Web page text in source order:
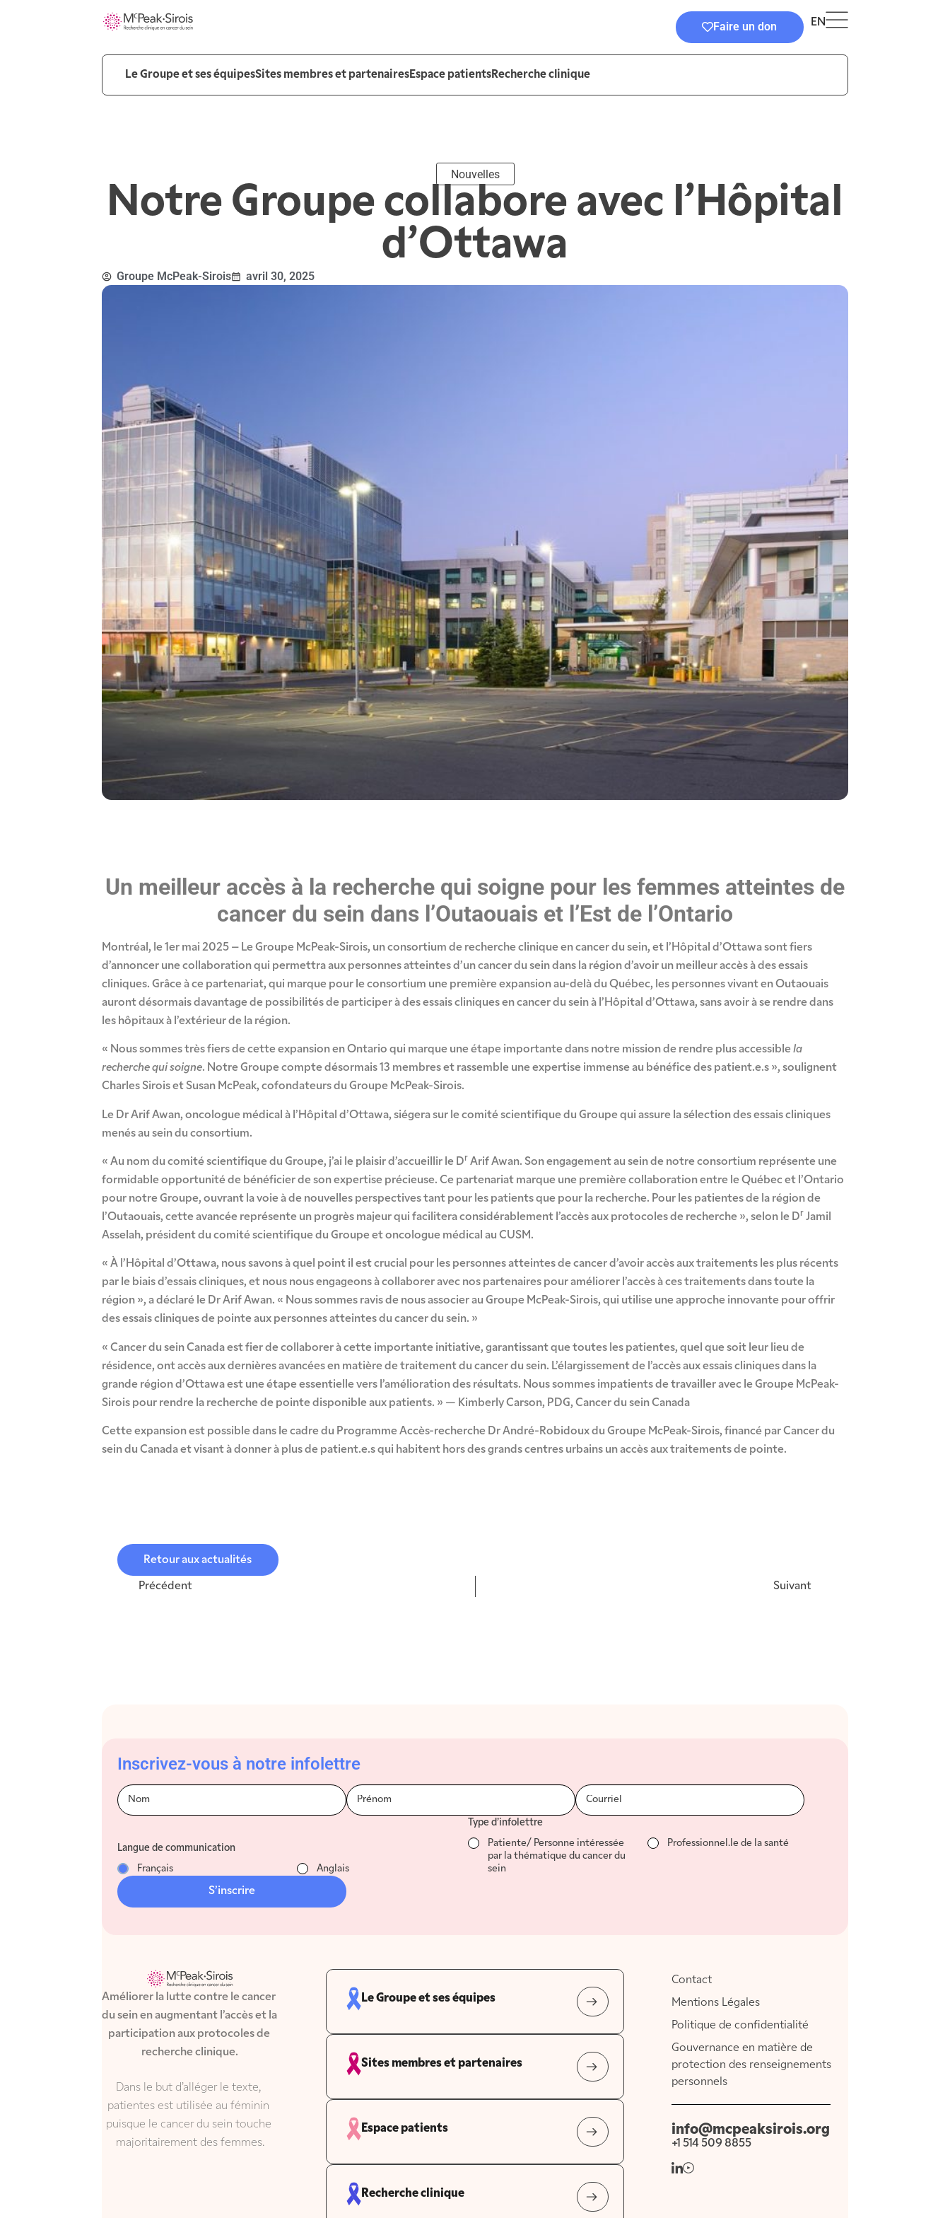
Faire un don EN
Le Groupe et ses équipesSites membres et partenairesEspace patientsRecherche clinique
Nouvelles
Notre Groupe collabore avec l’Hôpital
d’Ottawa
Groupe McPeak-Sirois avril 30, 2025
Un meilleur accès à la recherche qui soigne pour les femmes atteintes de
cancer du sein dans l’Outaouais et l’Est de l’Ontario
Montréal, le 1er mai 2025 – Le Groupe McPeak-Sirois, un consortium de recherche clinique en cancer du sein, et l’Hôpital d’Ottawa sont fiers
d’annoncer une collaboration qui permettra aux personnes atteintes d’un cancer du sein dans la région d’avoir un meilleur accès à des essais
cliniques. Grâce à ce partenariat, qui marque pour le consortium une première expansion au-delà du Québec, les personnes vivant en Outaouais
auront désormais davantage de possibilités de participer à des essais cliniques en cancer du sein à l’Hôpital d’Ottawa, sans avoir à se rendre dans
les hôpitaux à l’extérieur de la région.
« Nous sommes très fiers de cette expansion en Ontario qui marque une étape importante dans notre mission de rendre plus accessiblela
recherche qui soigne. Notre Groupe compte désormais 13 membres et rassemble une expertise immense au bénéfice des patient.e.s », soulignent
Charles Sirois et Susan McPeak, cofondateurs du Groupe McPeak-Sirois.
Le Dr Arif Awan, oncologue médical à l’Hôpital d’Ottawa, siégera sur le comité scientifique du Groupe qui assure la sélection des essais cliniques
menés au sein du consortium.
« Au nom du comité scientifique du Groupe, j’ai le plaisir d’accueillir le Dr Arif Awan. Son engagement au sein de notre consortium représente une
formidable opportunité de bénéficier de son expertise précieuse. Ce partenariat marque une première collaboration entre le Québec et l’Ontario
pour notre Groupe, ouvrant la voie à de nouvelles perspectives tant pour les patients que pour la recherche. Pour les patientes de la région de
l’Outaouais, cette avancée représente un progrès majeur qui facilitera considérablement l’accès aux protocoles de recherche », selon le Dr Jamil
Asselah, président du comité scientifique du Groupe et oncologue médical au CUSM.
« À l’Hôpital d’Ottawa, nous savons à quel point il est crucial pour les personnes atteintes de cancer d’avoir accès aux traitements les plus récents
par le biais d’essais cliniques, et nous nous engageons à collaborer avec nos partenaires pour améliorer l’accès à ces traitements dans toute la
région », a déclaré le Dr Arif Awan. « Nous sommes ravis de nous associer au Groupe McPeak-Sirois, qui utilise une approche innovante pour offrir
des essais cliniques de pointe aux personnes atteintes du cancer du sein. »
« Cancer du sein Canada est fier de collaborer à cette importante initiative, garantissant que toutes les patientes, quel que soit leur lieu de
résidence, ont accès aux dernières avancées en matière de traitement du cancer du sein. L’élargissement de l’accès aux essais cliniques dans la
grande région d’Ottawa est une étape essentielle vers l’amélioration des résultats. Nous sommes impatients de travailler avec le Groupe McPeak-
Sirois pour rendre la recherche de pointe disponible aux patients. » — Kimberly Carson, PDG, Cancer du sein Canada
Cette expansion est possible dans le cadre du Programme Accès-recherche Dr André-Robidoux du Groupe McPeak-Sirois, financé par Cancer du
sein du Canada et visant à donner à plus de patient.e.s qui habitent hors des grands centres urbains un accès aux traitements de pointe.
Retour aux actualités
Précédent Suivant
Inscrivez-vous à notre infolettre
footer-Fr
Langue de communication
Français
Anglais
Type d’infolettre
Patiente/ Personne intéressée
par la thématique du cancer du
sein
Professionnel.le de la santé
S’inscrire
Améliorer la lutte contre le cancer
du sein en augmentant l’accès et la
participation aux protocoles de
recherche clinique.
Dans le but d’alléger le texte,
patientes est utilisée au féminin
puisque le cancer du sein touche
majoritairement des femmes.
Le Groupe et ses équipes
Sites membres et partenaires
Espace patients
Recherche clinique
Contact
Mentions Légales
Politique de confidentialité
Gouvernance en matière de
protection des renseignements
personnels
info@mcpeaksirois.org
+1 514 509 8855